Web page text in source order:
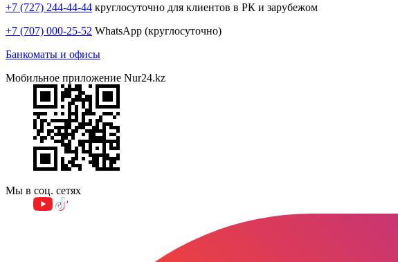
+7 (727) 244-44-44 круглосуточно для клиентов в РК и зарубежом
+7 (707) 000-25-52 WhatsApp (круглосуточно)
Банкоматы и офисы
Мобильное приложение Nur24.kz
Мы в соц. сетях